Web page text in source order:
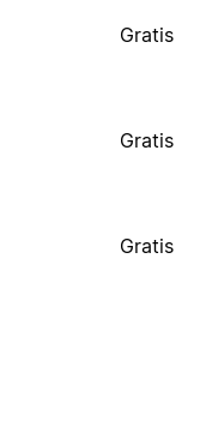
Gratis
Gratis
Gratis